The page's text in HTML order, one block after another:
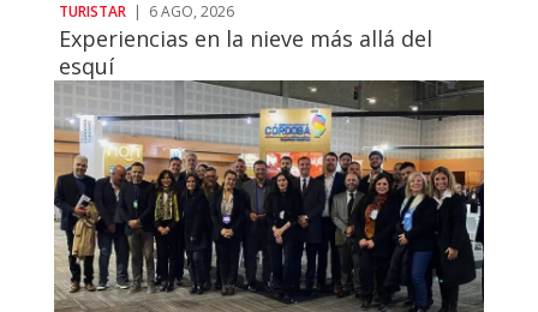
TURISTAR 6 AGO, 2026
Experiencias en la nieve más allá del
esquí